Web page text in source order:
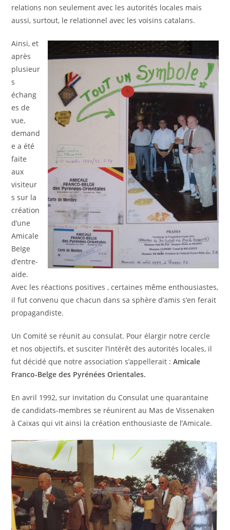
relations non seulement avec les autorités locales mais
aussi, surtout, le relationnel avec les voisins catalans.
Ainsi, et
après
plusieur
s
échang
es de
vue,
demand
e a été
faite
aux
visiteur
s sur la
création
d’une
Amicale
BeIge
d’entre-
aide.
Avec les réactions positives , certaines même enthousiastes,
il fut convenu que chacun dans sa sphère d’amis s’en ferait
propagandiste.
Un Comité se réunit au consulat. Pour élargir notre cercle
et nos objectifs, et susciter l’intérêt des autorités locales, il
fut décidé que notre association s’appellerait :Amicale
Franco-Belge des Pyrénées Orientales.
En avril 1992, sur invitation du Consulat une quarantaine
de candidats-membres se réunirent au Mas de Vissenaken
à Caixas qui vit ainsi la création enthousiaste de l’Amicale.